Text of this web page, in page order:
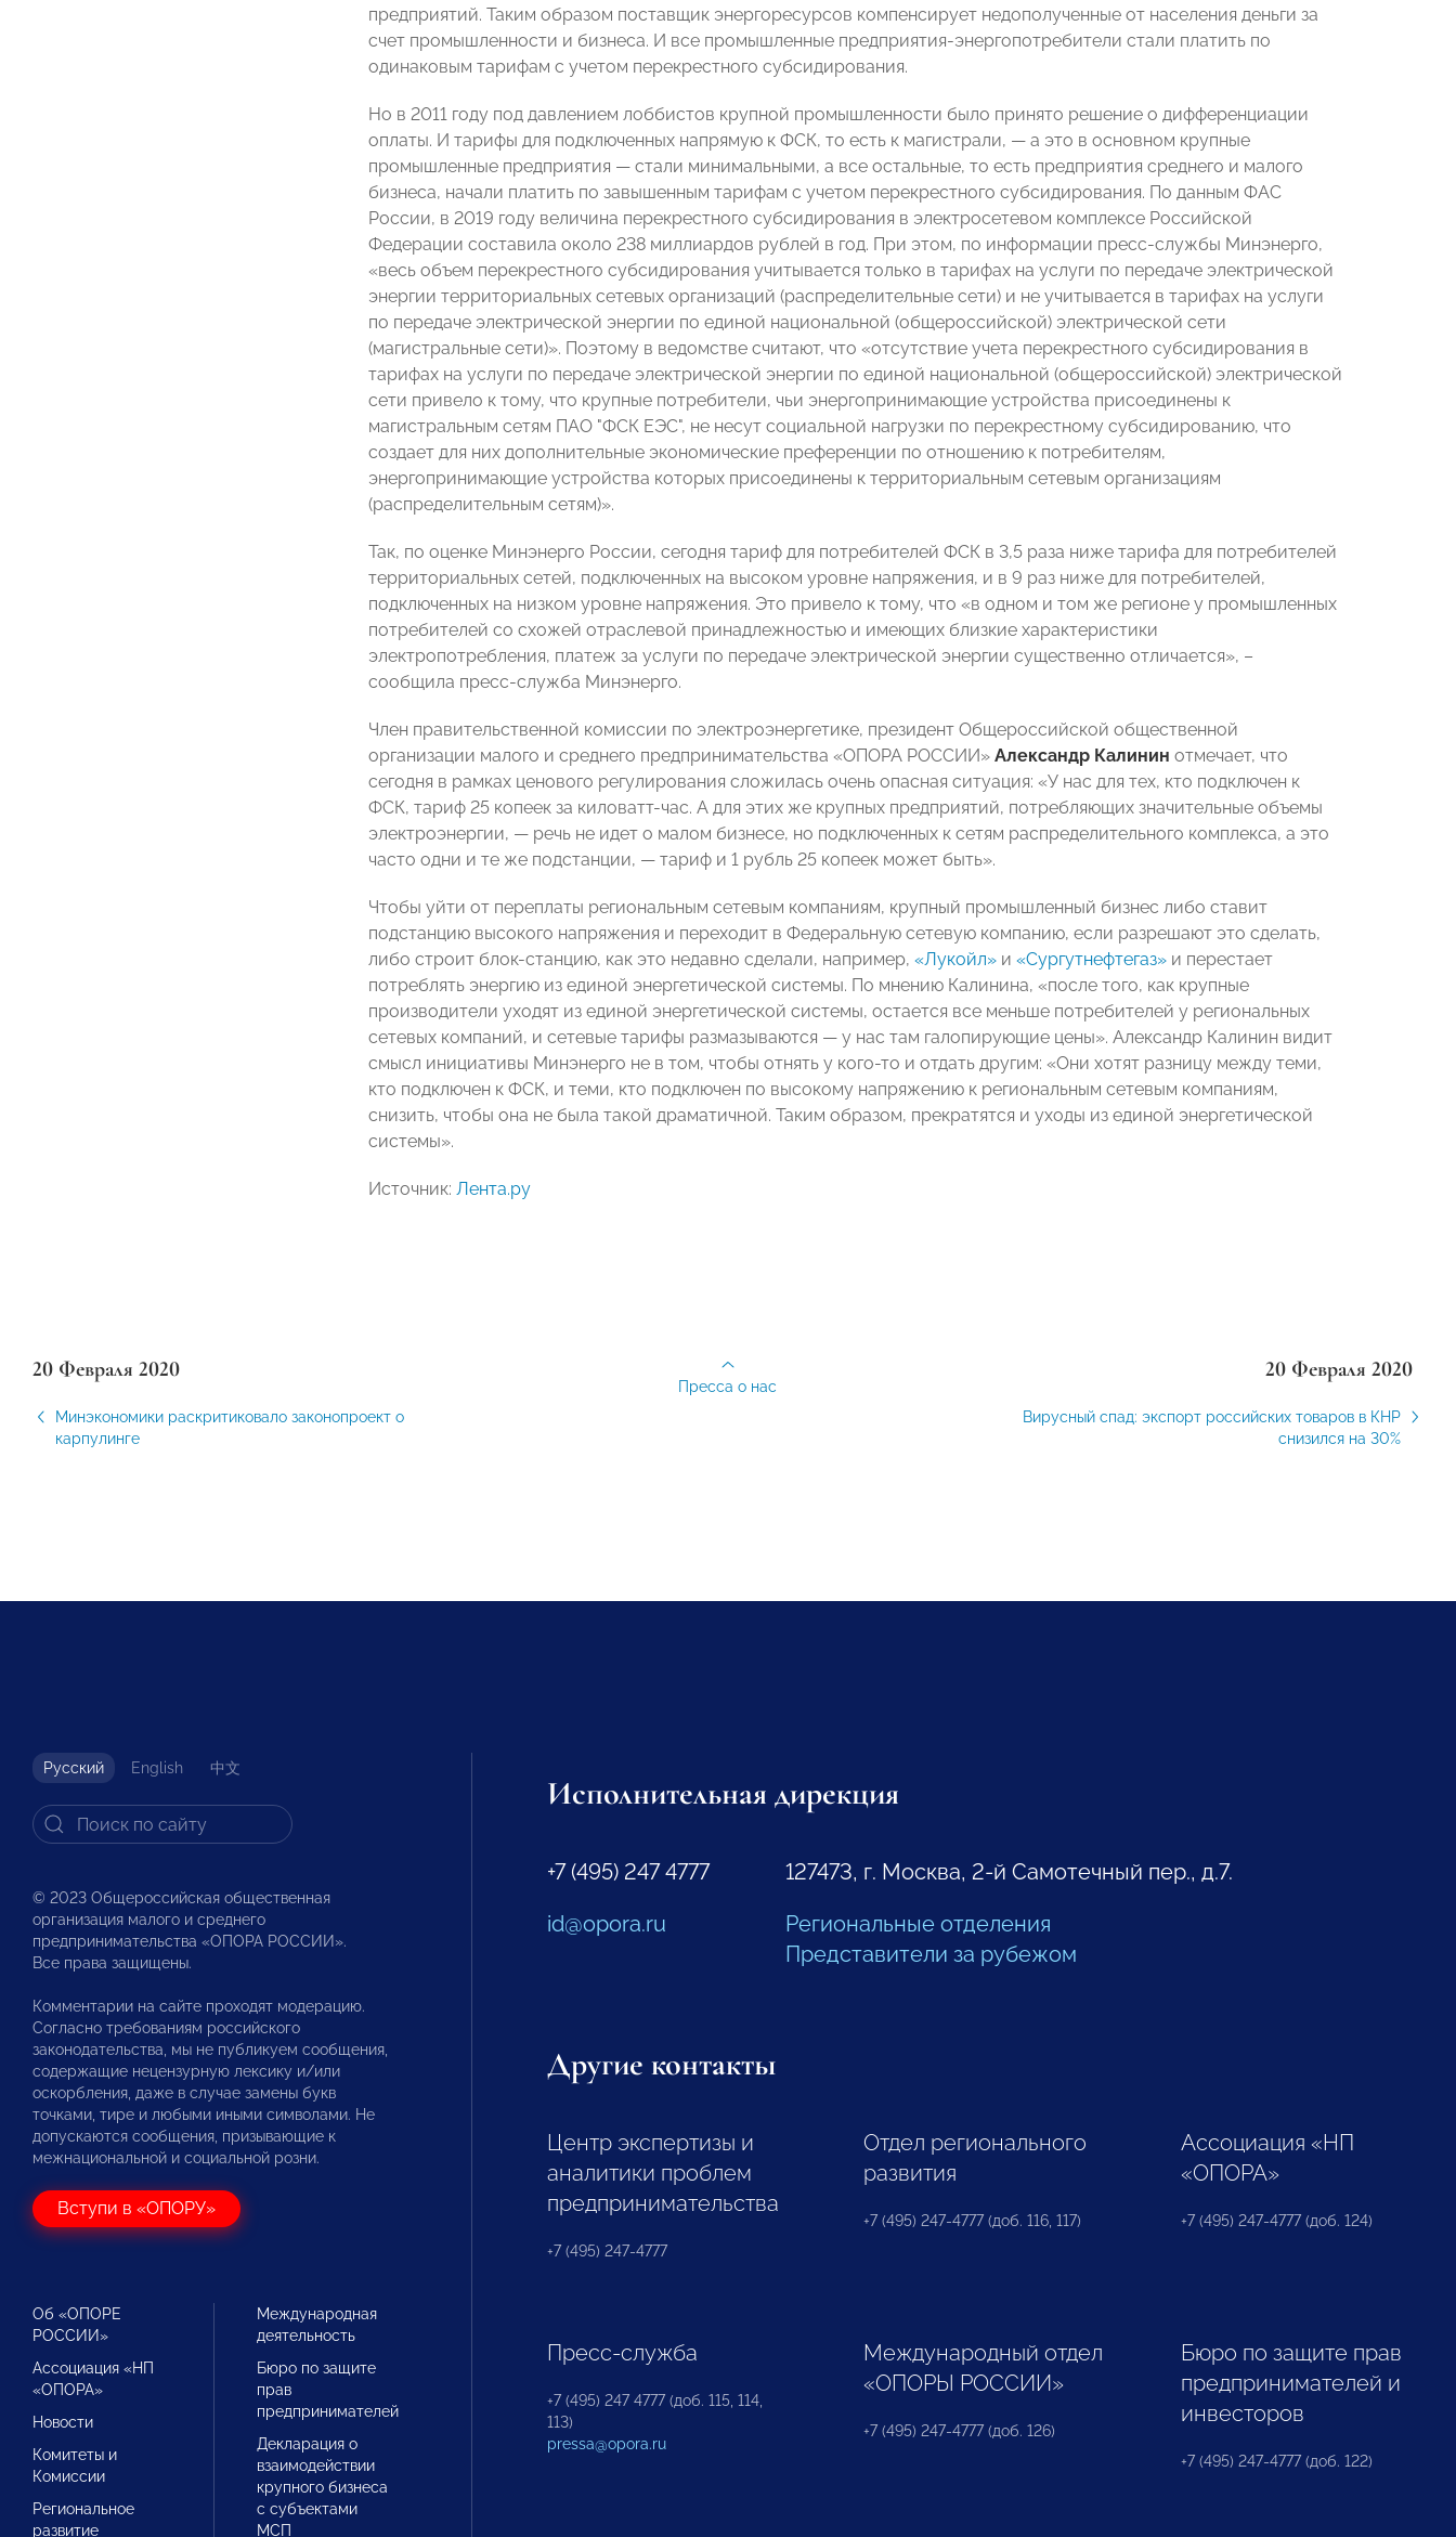
предприятий. Таким образом поставщик энергоресурсов компенсирует недополученные от населения деньги за
счет промышленности и бизнеса. И все промышленные предприятия-энергопотребители стали платить по
одинаковым тарифам с учетом перекрестного субсидирования.
Но в 2011 году под давлением лоббистов крупной промышленности было принято решение о дифференциации
оплаты. И тарифы для подключенных напрямую к ФСК, то есть к магистрали, — а это в основном крупные
промышленные предприятия — стали минимальными, а все остальные, то есть предприятия среднего и малого
бизнеса, начали платить по завышенным тарифам с учетом перекрестного субсидирования. По данным ФАС
России, в 2019 году величина перекрестного субсидирования в электросетевом комплексе Российской
Федерации составила около 238 миллиардов рублей в год. При этом, по информации пресс-службы Минэнерго,
«весь объем перекрестного субсидирования учитывается только в тарифах на услуги по передаче электрической
энергии территориальных сетевых организаций (распределительные сети) и не учитывается в тарифах на услуги
по передаче электрической энергии по единой национальной (общероссийской) электрической сети
(магистральные сети)». Поэтому в ведомстве считают, что «отсутствие учета перекрестного субсидирования в
тарифах на услуги по передаче электрической энергии по единой национальной (общероссийской) электрической
сети привело к тому, что крупные потребители, чьи энергопринимающие устройства присоединены к
магистральным сетям ПАО "ФСК ЕЭС", не несут социальной нагрузки по перекрестному субсидированию, что
создает для них дополнительные экономические преференции по отношению к потребителям,
энергопринимающие устройства которых присоединены к территориальным сетевым организациям
(распределительным сетям)».
Так, по оценке Минэнерго России, сегодня тариф для потребителей ФСК в 3,5 раза ниже тарифа для потребителей
территориальных сетей, подключенных на высоком уровне напряжения, и в 9 раз ниже для потребителей,
подключенных на низком уровне напряжения. Это привело к тому, что «в одном и том же регионе у промышленных
потребителей со схожей отраслевой принадлежностью и имеющих близкие характеристики
электропотребления, платеж за услуги по передаче электрической энергии существенно отличается», –
сообщила пресс-служба Минэнерго.
Член правительственной комиссии по электроэнергетике, президент Общероссийской общественной
организации малого и среднего предпринимательства «ОПОРА РОССИИ» Александр Калинин отмечает, что
сегодня в рамках ценового регулирования сложилась очень опасная ситуация: «У нас для тех, кто подключен к
ФСК, тариф 25 копеек за киловатт-час. А для этих же крупных предприятий, потребляющих значительные объемы
электроэнергии, — речь не идет о малом бизнесе, но подключенных к сетям распределительного комплекса, а это
часто одни и те же подстанции, — тариф и 1 рубль 25 копеек может быть».
Чтобы уйти от переплаты региональным сетевым компаниям, крупный промышленный бизнес либо ставит
подстанцию высокого напряжения и переходит в Федеральную сетевую компанию, если разрешают это сделать,
либо строит блок-станцию, как это недавно сделали, например, «Лукойл» и «Сургутнефтегаз» и перестает
потреблять энергию из единой энергетической системы. По мнению Калинина, «после того, как крупные
производители уходят из единой энергетической системы, остается все меньше потребителей у региональных
сетевых компаний, и сетевые тарифы размазываются — у нас там галопирующие цены». Александр Калинин видит
смысл инициативы Минэнерго не в том, чтобы отнять у кого-то и отдать другим: «Они хотят разницу между теми,
кто подключен к ФСК, и теми, кто подключен по высокому напряжению к региональным сетевым компаниям,
снизить, чтобы она не была такой драматичной. Таким образом, прекратятся и уходы из единой энергетической
системы».
Источник: Лента.ру
20 Февраля 2020
Минэкономики раскритиковало законопроект о
карпулинге
20 Февраля 2020
Вирусный спад: экспорт российских товаров в КНР
снизился на 30%
Пресса о нас
Русский English 中文
© 2023 Общероссийская общественная
организация малого и среднего
предпринимательства «ОПОРА РОССИИ».
Все права защищены.
Комментарии на сайте проходят модерацию.
Согласно требованиям российского
законодательства, мы не публикуем сообщения,
содержащие нецензурную лексику и/или
оскорбления, даже в случае замены букв
точками, тире и любыми иными символами. Не
допускаются сообщения, призывающие к
межнациональной и социальной розни.
Вступи в «ОПОРУ»
Об «ОПОРЕ
РОССИИ»
Ассоциация «НП
«ОПОРА»
Новости
Комитеты и
Комиссии
Региональное
развитие
Международная
деятельность
Бюро по защите
прав
предпринимателей
Декларация о
взаимодействии
крупного бизнеса
с субъектами
МСП
Исполнительная дирекция
+7 (495) 247 4777
id@opora.ru
127473, г. Москва, 2-й Самотечный пер., д.7.
Региональные отделения
Представители за рубежом
Другие контакты
Центр экспертизы и
аналитики проблем
предпринимательства
+7 (495) 247-4777
Отдел регионального
развития
+7 (495) 247-4777 (доб. 116, 117)
Ассоциация «НП
«ОПОРА»
+7 (495) 247-4777 (доб. 124)
Пресс-служба
+7 (495) 247 4777 (доб. 115, 114,
113)
pressa@opora.ru
Международный отдел
«ОПОРЫ РОССИИ»
+7 (495) 247-4777 (доб. 126)
Бюро по защите прав
предпринимателей и
инвесторов
+7 (495) 247-4777 (доб. 122)